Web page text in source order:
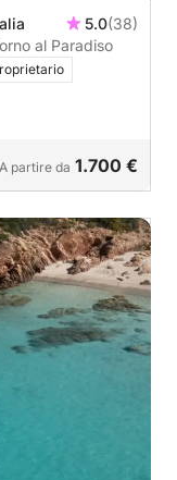
5.0(38)
al Paradiso
A partire da 1.700 €